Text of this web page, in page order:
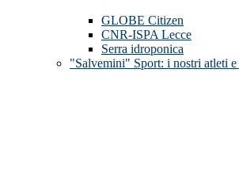
GLOBE Citizen
CNR-ISPA Lecce
Serra idroponica
"Salvemini" Sport: i nostri atleti